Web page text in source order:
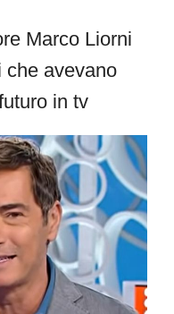
Marco Liorni
che avevano
in tv